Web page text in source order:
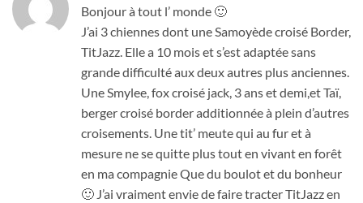
Bonjour à tout l’ monde 🙂
J’ai 3 chiennes dont une Samoyède croisé Border,
TitJazz. Elle a 10 mois et s’est adaptée sans
grande difficulté aux deux autres plus anciennes.
Une Smylee, fox croisé jack, 3 ans et demi,et Taï,
berger croisé border additionnée à plein d’autres
croisements. Une tit’ meute qui au fur et à
mesure ne se quitte plus tout en vivant en forêt
en ma compagnie Que du boulot et du bonheur
🙂 J’ai vraiment envie de faire tracter TitJazz en